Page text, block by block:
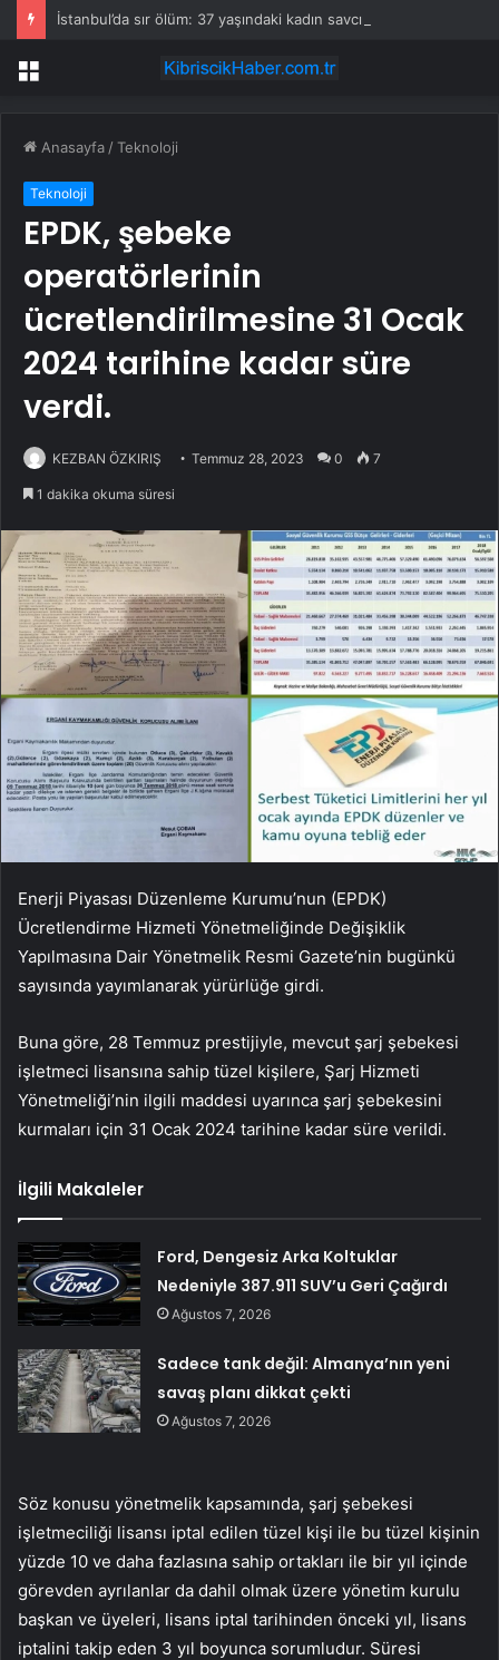
Menü
Anasayfa /Teknoloji
Teknoloji
EPDK, şebeke
operatörlerinin
ücretlendirilmesine 31 Ocak
2024 tarihine kadar süre
verdi.
KEZBAN ÖZKIRIŞ Temmuz 28, 2023 0 7
1 dakika okuma süresi
Enerji Piyasası Düzenleme Kurumu’nun (EPDK)
Ücretlendirme Hizmeti Yönetmeliğinde Değişiklik
Yapılmasına Dair Yönetmelik Resmi Gazete’nin bugünkü
sayısında yayımlanarak yürürlüğe girdi.
Buna göre, 28 Temmuz prestijiyle, mevcut şarj şebekesi
işletmeci lisansına sahip tüzel kişilere, Şarj Hizmeti
Yönetmeliği’nin ilgili maddesi uyarınca şarj şebekesini
kurmaları için 31 Ocak 2024 tarihine kadar süre verildi.
İlgili Makaleler
Ford, Dengesiz Arka Koltuklar
Nedeniyle 387.911 SUV’u Geri Çağırdı
Ağustos 7, 2026
Sadece tank değil: Almanya’nın yeni
savaş planı dikkat çekti
Ağustos 7, 2026
Söz konusu yönetmelik kapsamında, şarj şebekesi
işletmeciliği lisansı iptal edilen tüzel kişi ile bu tüzel kişinin
yüzde 10 ve daha fazlasına sahip ortakları ile bir yıl içinde
görevden ayrılanlar da dahil olmak üzere yönetim kurulu
başkan ve üyeleri, lisans iptal tarihinden önceki yıl, lisans
iptalini takip eden 3 yıl boyunca sorumludur. Süresi